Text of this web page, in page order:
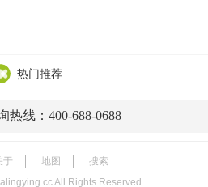
热门推荐
热线：400-688-0688
于 地图
搜索
All Rights Reserved